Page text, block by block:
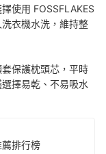
使用 FOSSFLAKES
衣機水洗，維持整
保護枕頭芯，平時
擇易乾、不易吸水
薦排行榜